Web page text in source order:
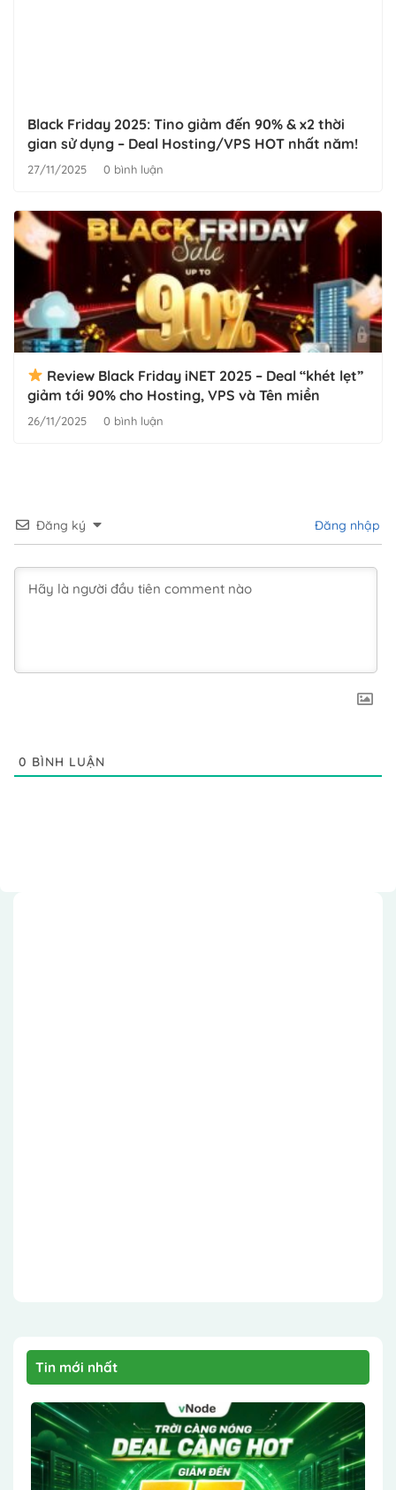
Black Friday 2025: Tino giảm đến 90% & x2 thời
gian sử dụng – Deal Hosting/VPS HOT nhất năm!
27/11/2025 0 bình luận
Review Black Friday iNET 2025 – Deal “khét lẹt”
giảm tới 90% cho Hosting, VPS và Tên miền
26/11/2025 0 bình luận
Đăng ký Đăng nhập
0 BÌNH LUẬN
Tin mới nhất